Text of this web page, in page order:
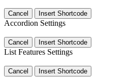
Cancel Insert Shortcode
Accordion Settings
Cancel Insert Shortcode
List Features Settings
Cancel Insert Shortcode